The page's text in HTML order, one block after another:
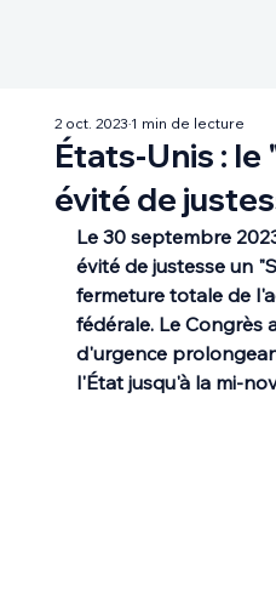
États-Unis :
évité de
2 oct. 20231 min de lecture
Le 30 septembre
évité de justesse un
fermeture totale de
fédérale. Le Congrès
d'urgence
l'État jusqu'à la mi-